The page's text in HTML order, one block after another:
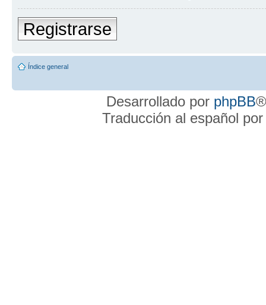
Registrarse
Índice general
Desarrollado por phpBB
Traducción al español